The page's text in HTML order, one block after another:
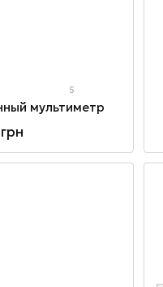
5
мультиметр